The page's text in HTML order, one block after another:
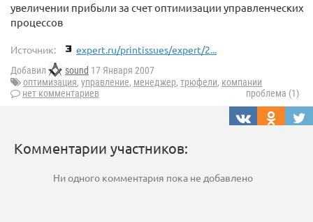
увеличении прибыли за счет оптимизации управленческих
процессов
Источник: expert.ru/printissues/expert/2...
Добавил sound 17 Января 2007
оптимизация, управление, менеджер, трюфели, компании
нет комментариев
проблема (1)
Комментарии участников:
Ни одного комментария пока не добавлено